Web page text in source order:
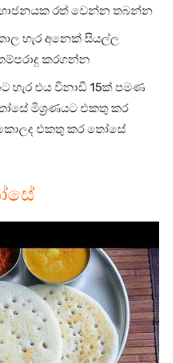
රත් වෙන්න තබන්න
හැර අනෙක් සියල්ල
කරගන්න
හැර එය විනාඩි 15ක් පමණ
මිශ්‍රණයට එකතු කර
එකතු කර තෝසේ